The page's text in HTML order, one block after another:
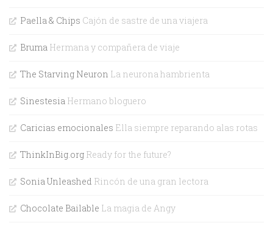
Paella & Chips Cajón de sastre de una viajera
Bruma Hermana y compañera de viaje
The Starving Neuron La neurona hambrienta
Sinestesia Hermano bloguero
Caricias emocionales Ella siempre reparando alas rotas
ThinkInBig.org Ready for the future?
Sonia Unleashed Rincón de una gran lectora
Chocolate Bailable La magia de Angy